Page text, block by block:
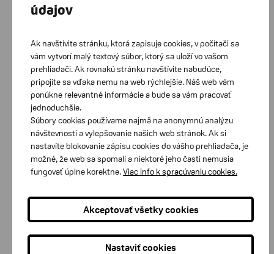
DREVE - profesionálne chrániče sluchu pre
hudobníkov
0,00 € s DPH
ks Do košíka
údajov
Ak navštívite stránku, ktorá zapisuje cookies, v počítači sa
vám vytvorí malý textový súbor, ktorý sa uloží vo vašom
prehliadači. Ak rovnakú stránku navštívite nabudúce,
pripojíte sa vďaka nemu na web rýchlejšie. Náš web vám
ponúkne relevantné informácie a bude sa vám pracovať
jednoduchšie.
Súbory cookies používame najmä na anonymnú analýzu
návštevnosti a vylepšovanie našich web stránok. Ak si
nastavíte blokovanie zápisu cookies do vášho prehliadača, je
možné, že web sa spomalí a niektoré jeho časti nemusia
fungovať úplne korektne.Viac info k spracúvaniu cookies.
Akceptovať všetky cookies
Nastaviť cookies